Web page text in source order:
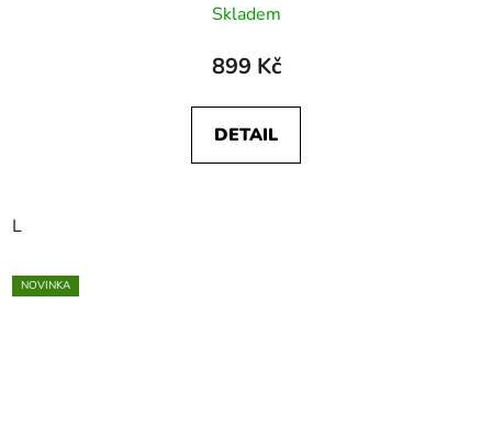
Skladem
899 Kč
DETAIL
L
NOVINKA